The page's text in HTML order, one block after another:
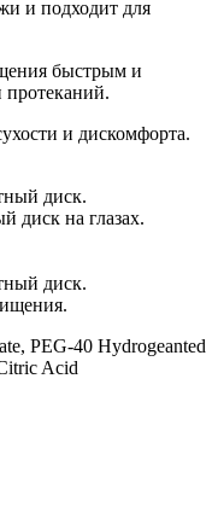
и подходит для
быстрым и
и дискомфорта.
диск.
диск на глазах.
диск.
PEG-40 Hydrogeanted
Acid